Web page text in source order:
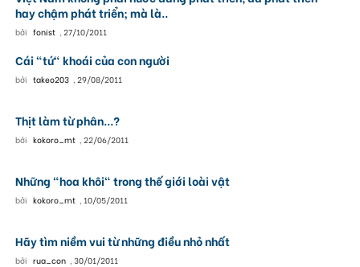
hay chậm phát triển; mà là..
bởi fonist , 27/10/2011
Cái "tứ" khoái của con người
bởi takeo203 , 29/08/2011
Thịt làm từ phân...?
bởi kokoro_mt , 22/06/2011
Những "hoa khôi" trong thế giới loài vật
bởi kokoro_mt , 10/05/2011
Hãy tìm niềm vui từ những điều nhỏ nhất
bởi rua_con , 30/01/2011